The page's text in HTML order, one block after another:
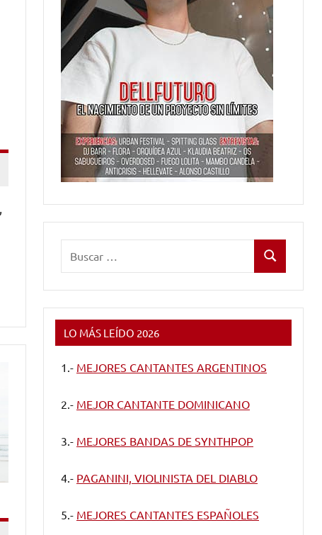
Buscar
LO MÁS LEÍDO 2026
1.- MEJORES CANTANTES ARGENTINOS
2.- MEJOR CANTANTE DOMINICANO
3.- MEJORES BANDAS DE SYNTHPOP
4.- PAGANINI, VIOLINISTA DEL DIABLO
5.- MEJORES CANTANTES ESPAÑOLES